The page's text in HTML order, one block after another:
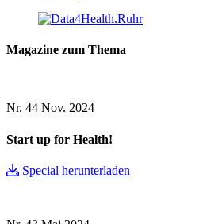
Magazine zum Thema
Nr. 44 Nov. 2024
Start up for Health!
Special herunterladen